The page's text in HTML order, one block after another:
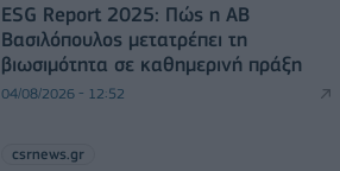
ESG Report 2025: Πώς η ΑΒ
Βασιλόπουλος μετατρέπει τη
βιωσιμότητα σε καθημερινή πράξη
04/08/2026 - 12:52
csrnews.gr